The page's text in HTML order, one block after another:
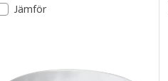
Jämför